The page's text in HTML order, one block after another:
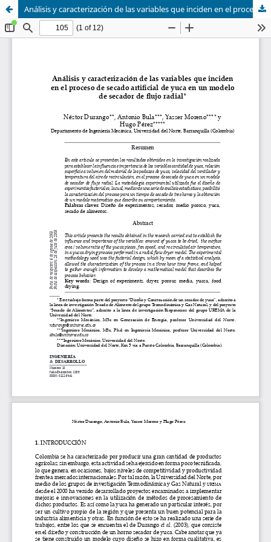
Análisis y caracterización de las variables que inciden en el proceso de secado artificial de yuca en un modelo de secador de flujo radial.